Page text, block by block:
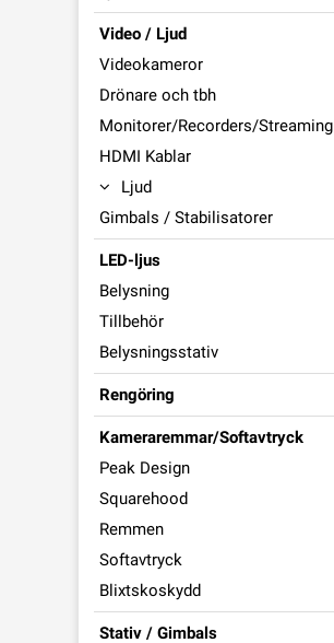
Video / Ljud
Videokameror
Drönare och tbh
Monitorer/Recorders/Streaming
HDMI Kablar
Ljud
Gimbals / Stabilisatorer
LED-ljus
Belysning
Tillbehör
Belysningsstativ
Rengöring
Kameraremmar/Softavtryck
Peak Design
Squarehood
Remmen
Softavtryck
Blixtskoskydd
Stativ / Gimbals